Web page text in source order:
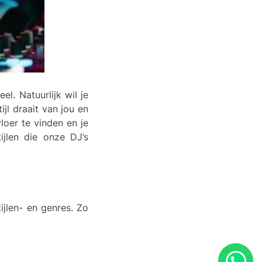
Natuurlijk wil je
draait van jou en
te vinden en je
die onze DJ’s
en genres. Zo